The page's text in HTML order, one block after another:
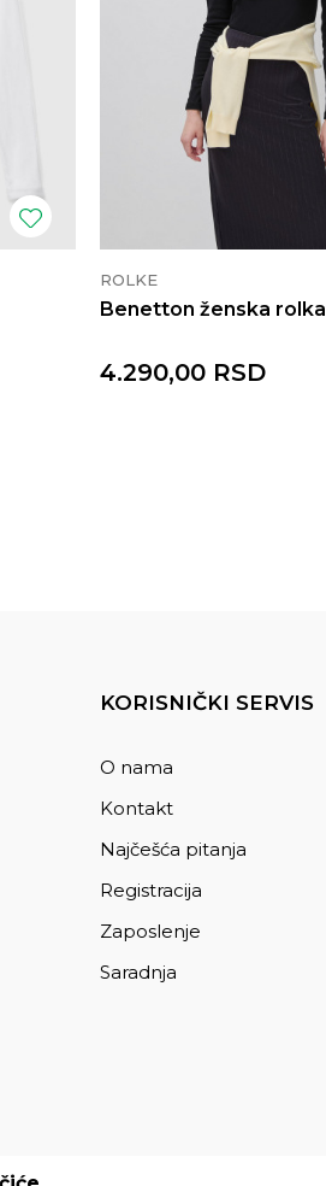
ROLKE
Benetton ženska rolka
4.290,00 RSD
KORISNIČKI SERVIS
O nama
Kontakt
Najčešća pitanja
Registracija
Zaposlenje
Saradnja